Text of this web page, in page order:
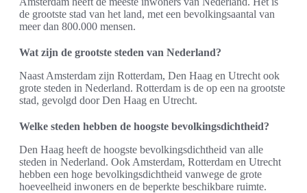
de grootste stad van het land, met een bevolkingsaantal van
meer dan 800.000 mensen.
Wat zijn de grootste steden van Nederland?
Naast Amsterdam zijn Rotterdam, Den Haag en Utrecht ook
grote steden in Nederland. Rotterdam is de op een na grootste
stad, gevolgd door Den Haag en Utrecht.
Welke steden hebben de hoogste bevolkingsdichtheid?
Den Haag heeft de hoogste bevolkingsdichtheid van alle
steden in Nederland. Ook Amsterdam, Rotterdam en Utrecht
hebben een hoge bevolkingsdichtheid vanwege de grote
hoeveelheid inwoners en de beperkte beschikbare ruimte.